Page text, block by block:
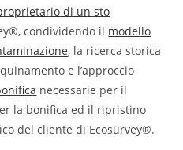
di un sto
condividendo il modello
, la ricerca storica
e l’approccio
necessarie per il
la bonifica ed il ripristino
del cliente di Ecosurvey®.